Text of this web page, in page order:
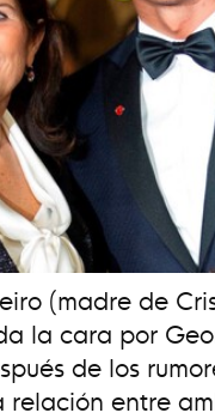
(madre de
la cara por
de los
relación entre